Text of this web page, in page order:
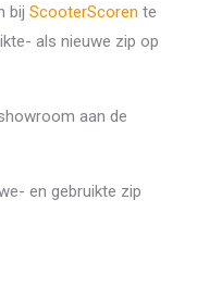
bijScooterScoren te
als nieuwe zip op
aan de
en gebruikte zip